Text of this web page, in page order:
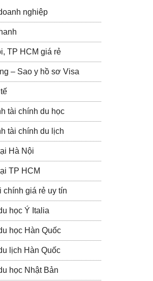
nghiệp
TP HCM giá rẻ
– Sao y hồ sơ Visa
tài chính du học
tài chính du lịch
Hà Nội
TP HCM
chính giá rẻ uy tín
học Ý Italia
học Hàn Quốc
lịch Hàn Quốc
học Nhật Bản